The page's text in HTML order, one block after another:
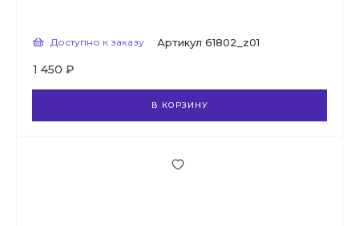
Доступно к заказу Артикул 61802_z01
1 450 ₽
В КОРЗИНУ